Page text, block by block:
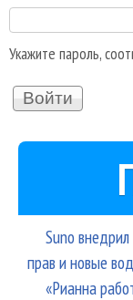
Укажите пароль,
Suno
прав и новые
«Рианна